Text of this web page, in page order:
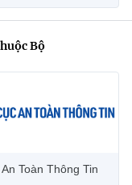
Bộ
Toàn Thông Tin